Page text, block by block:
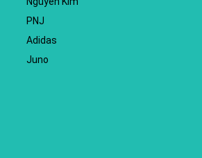
PNJ
Adidas
Juno